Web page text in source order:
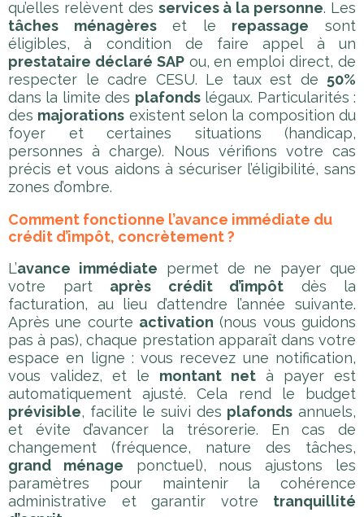
qu’elles relèvent des services à la personne. Les
tâches ménagèreset le repassage sont
éligibles, à condition de faire appel à un
prestataire déclaré SAPou, en emploi direct, de
respecter le cadre CESU. Le taux est de 50%
dans la limite des plafondslégaux. Particularités :
des majorations existent selon la composition du
foyer et certaines situations (handicap,
personnes à charge). Nous vérifions votre cas
précis et vous aidons à sécuriser l’éligibilité, sans
zones d’ombre.
Comment fonctionne l’avance immédiate du
crédit d’impôt, concrètement ?
L’avance immédiate permet de ne payer que
votre part après crédit d’impôt dès la
facturation, au lieu d’attendre l’année suivante.
Après une courte activation (nous vous guidons
pas à pas), chaque prestation apparaît dans votre
espace en ligne : vous recevez une notification,
vous validez, et le montant net à payer est
automatiquement ajusté. Cela rend le budget
prévisible, facilite le suivi des plafonds annuels,
et évite d’avancer la trésorerie. En cas de
changement (fréquence, nature des tâches,
grand ménage ponctuel), nous ajustons les
paramètres pour maintenir la cohérence
administrative et garantir votre tranquillité